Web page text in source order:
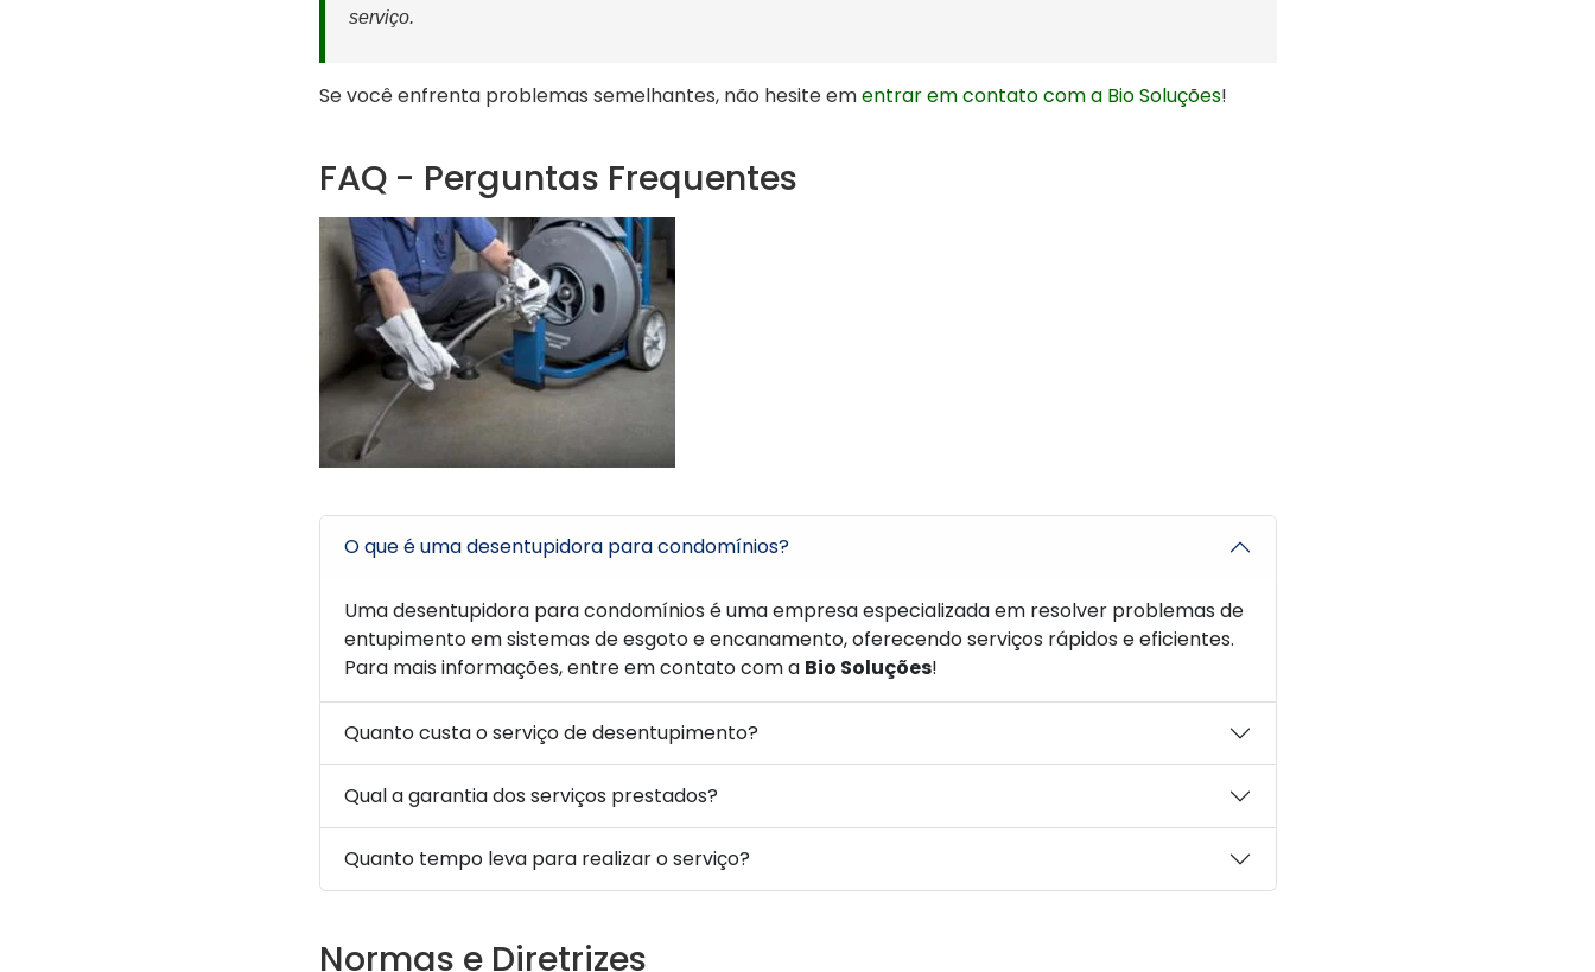
serviço.
Se você enfrenta problemas semelhantes, não hesite ementrar em contato com a Bio Soluções!
FAQ - Perguntas Frequentes
O que é uma desentupidora para condomínios?
Uma desentupidora para condomínios é uma empresa especializada em resolver problemas de
entupimento em sistemas de esgoto e encanamento, oferecendo serviços rápidos e eficientes.
Para mais informações, entre em contato com a Bio Soluções!
Quanto custa o serviço de desentupimento?
Qual a garantia dos serviços prestados?
Quanto tempo leva para realizar o serviço?
Normas e Diretrizes